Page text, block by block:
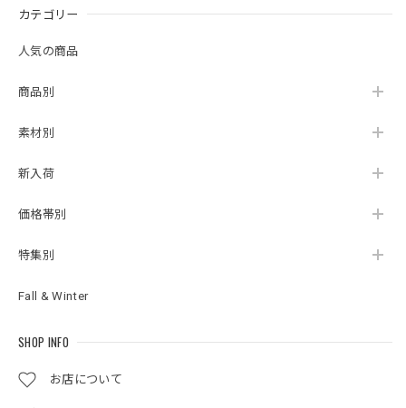
カテゴリー
人気の商品
商品別
素材別
新入荷
価格帯別
特集別
Fall & Winter
SHOP INFO
お店について